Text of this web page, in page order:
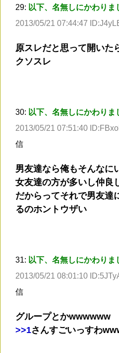
29: 以下、名無しにかわり
2013/05/21 07:44:47
原スレだと思って開いた
クソスレ
30: 以下、名無しにかわり
2013/05/21 07:51:40
信
男友達なら俺もそんなに
女友達の方が多いし仲良
だからってそれで男友達
るのホントウザい
31: 以下、名無しにかわり
2013/05/21 08:01:10
信
グループとかwwwwww
>>1さんすごいっすわ